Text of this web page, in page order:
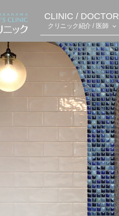
CLINIC / DOCTOR
クリニック紹介 / 医師